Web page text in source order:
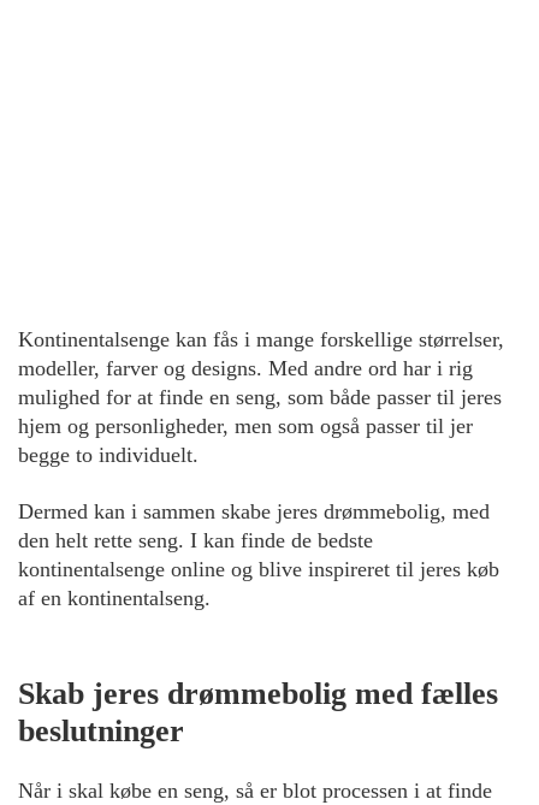
Kontinentalsenge kan fås i mange forskellige størrelser,
modeller, farver og designs. Med andre ord har i rig
mulighed for at finde en seng, som både passer til jeres
hjem og personligheder, men som også passer til jer
begge to individuelt.
Dermed kan i sammen skabe jeres drømmebolig, med
den helt rette seng. I kan finde de bedste
kontinentalsenge online og blive inspireret til jeres køb
af en kontinentalseng.
Skab jeres drømmebolig med fælles
beslutninger
Når i skal købe en seng, så er blot processen i at finde